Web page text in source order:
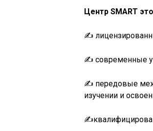
Центр SMART
✍️
✍️ современные
✍️ передовые
изучении и